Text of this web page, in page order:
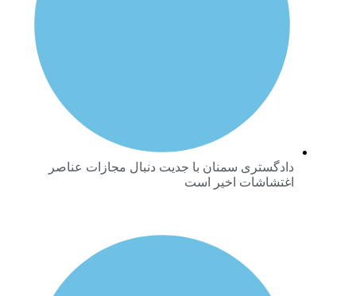
دادگستری سمنان با جدیت دنبال مجازات عناصر
اغتشاشات اخیر است